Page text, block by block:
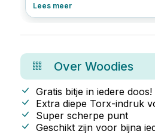
roestvrijstalen of verzinkte
projectbehoeften.
Lees meer
Over Woodies
Gratis bitje in iedere doos!
Extra diepe Torx-indruk
Super scherpe punt
Geschikt zijn voor bijna